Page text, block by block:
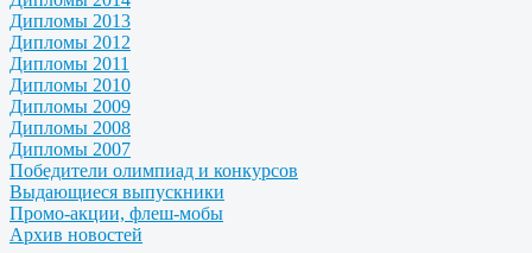
Дипломы 2013
Дипломы 2012
Дипломы 2011
Дипломы 2010
Дипломы 2009
Дипломы 2008
Дипломы 2007
Победители олимпиад и конкурсов
Выдающиеся выпускники
Промо-акции, флеш-мобы
Архив новостей